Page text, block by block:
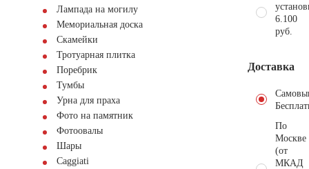
Лампада на могилу
Мемориальная доска
Скамейки
Тротуарная плитка
Поребрик
Тумбы
Урна для праха
Фото на памятник
Фотоовалы
Шары
Сaggiati
6.100
руб.
Доставка
По
Москве
(от
МКАД